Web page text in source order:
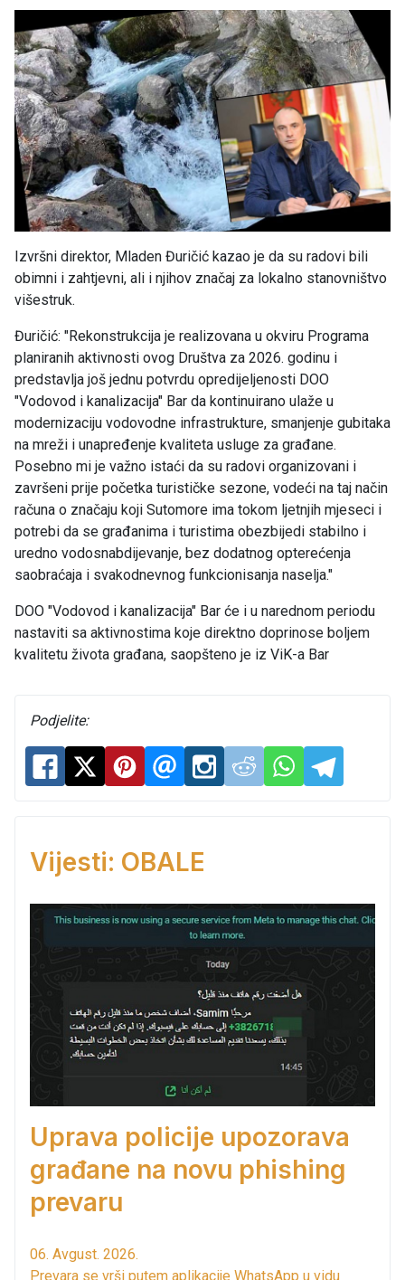
Izvršni direktor, Mladen Đuričić kazao je da su radovi bili
obimni i zahtjevni, ali i njihov značaj za lokalno stanovništvo
višestruk.
Đuričić: "Rekonstrukcija je realizovana u okviru Programa
planiranih aktivnosti ovog Društva za 2026. godinu i
predstavlja još jednu potvrdu opredijeljenosti DOO
"Vodovod i kanalizacija" Bar da kontinuirano ulaže u
modernizaciju vodovodne infrastrukture, smanjenje gubitaka
na mreži i unapređenje kvaliteta usluge za građane.
Posebno mi je važno istaći da su radovi organizovani i
završeni prije početka turističke sezone, vodeći na taj način
računa o značaju koji Sutomore ima tokom ljetnjih mjeseci i
potrebi da se građanima i turistima obezbijedi stabilno i
uredno vodosnabdijevanje, bez dodatnog opterećenja
saobraćaja i svakodnevnog funkcionisanja naselja."
DOO "Vodovod i kanalizacija" Bar će i u narednom periodu
nastaviti sa aktivnostima koje direktno doprinose boljem
kvalitetu života građana, saopšteno je iz ViK-a Bar
Podjelite:
Vijesti: OBALE
Uprava policije upozorava
građane na novu phishing
prevaru
06. Avgust. 2026.
Prevara se vrši putem aplikacije WhatsApp u vidu